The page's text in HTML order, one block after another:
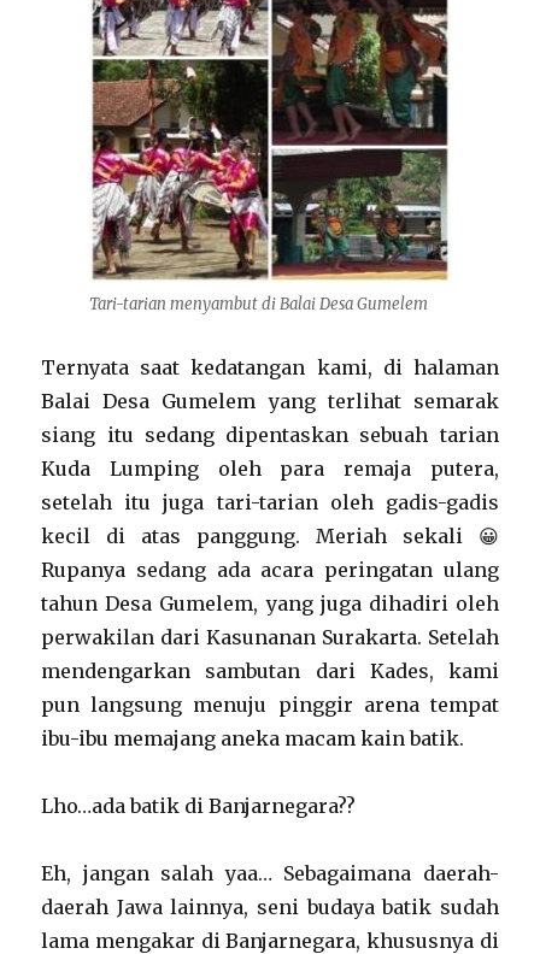
Tari-tarian menyambut di Balai Desa Gumelem
Ternyata saat kedatangan kami, di halaman
Balai Desa Gumelem yang terlihat semarak
siang itu sedang dipentaskan sebuah tarian
Kuda Lumping oleh para remaja putera,
setelah itu juga tari-tarian oleh gadis-gadis
kecil di atas panggung. Meriah sekali 😀
Rupanya sedang ada acara peringatan ulang
tahun Desa Gumelem, yang juga dihadiri oleh
perwakilan dari Kasunanan Surakarta. Setelah
mendengarkan sambutan dari Kades, kami
pun langsung menuju pinggir arena tempat
ibu-ibu memajang aneka macam kain batik.
Lho…ada batik di Banjarnegara??
Eh, jangan salah yaa… Sebagaimana daerah-
daerah Jawa lainnya, seni budaya batik sudah
lama mengakar di Banjarnegara, khususnya di